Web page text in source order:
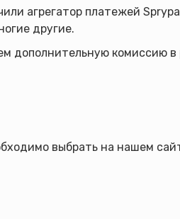
агрегатор платежей
другие.
дополнительную комиссию
выбрать на нашем